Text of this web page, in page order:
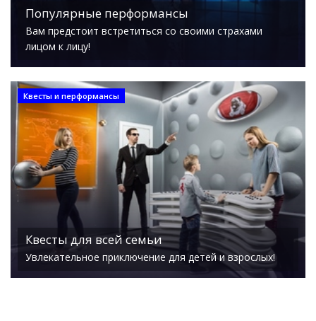
Популярные перформансы
Вам предстоит встретиться со своими страхами
лицом к лицу!
Квесты и перформансы
Квесты для всей семьи
Увлекательное приключение для детей и взрослых!